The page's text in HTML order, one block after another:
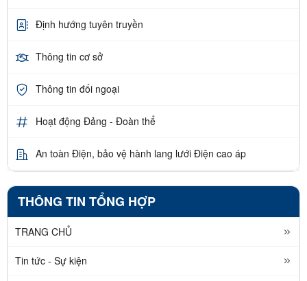
Định hướng tuyên truyền
Thông tin cơ sở
Thông tin đối ngoại
Hoạt động Đảng - Đoàn thể
An toàn Điện, bảo vệ hành lang lưới Điện cao áp
THÔNG TIN TỔNG HỢP
TRANG CHỦ
Tin tức - Sự kiện